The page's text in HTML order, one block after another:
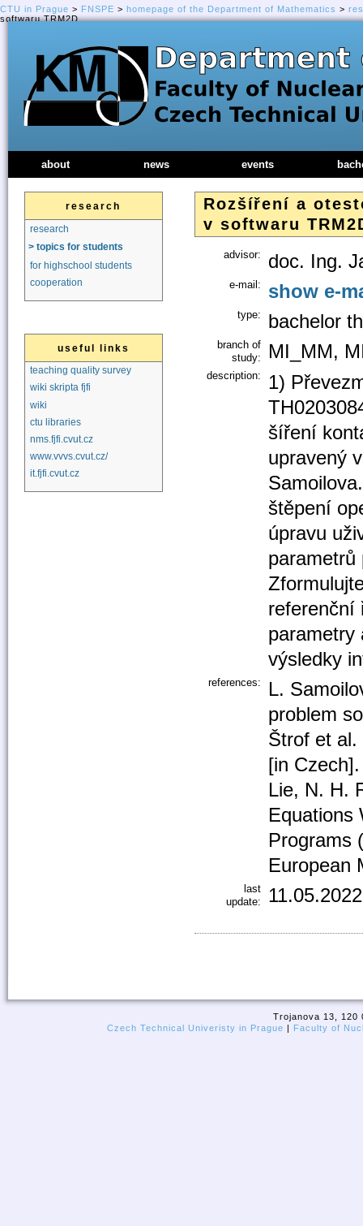
CTU in Prague > FNSPE > homepage of the Department of Mathematics >
softwaru TRM2D
Rozšíření a
v softwaru
advisor: doc. Ing.
e-mail: show e-
type: bachelor
branch of
study:
MI_MM,
description:
1)
šíření
upravený
štěpení
úpravu
parametrů
referenční
parametry
výsledky
references:
L.
problem
Štrof et al.
[in
Lie, N. H.
Equations
Programs
European
last
update:
about news events
research
research
> topics for students
for highschool students
cooperation
useful links
teaching quality survey
wiki skripta fjfi
wiki
ctu libraries
nms.fjfi.cvut.cz
www.vvvs.cvut.cz/
it.fjfi.cvut.cz
Trojanova 13, 120
Czech Technical Univeristy in Prague
Faculty of